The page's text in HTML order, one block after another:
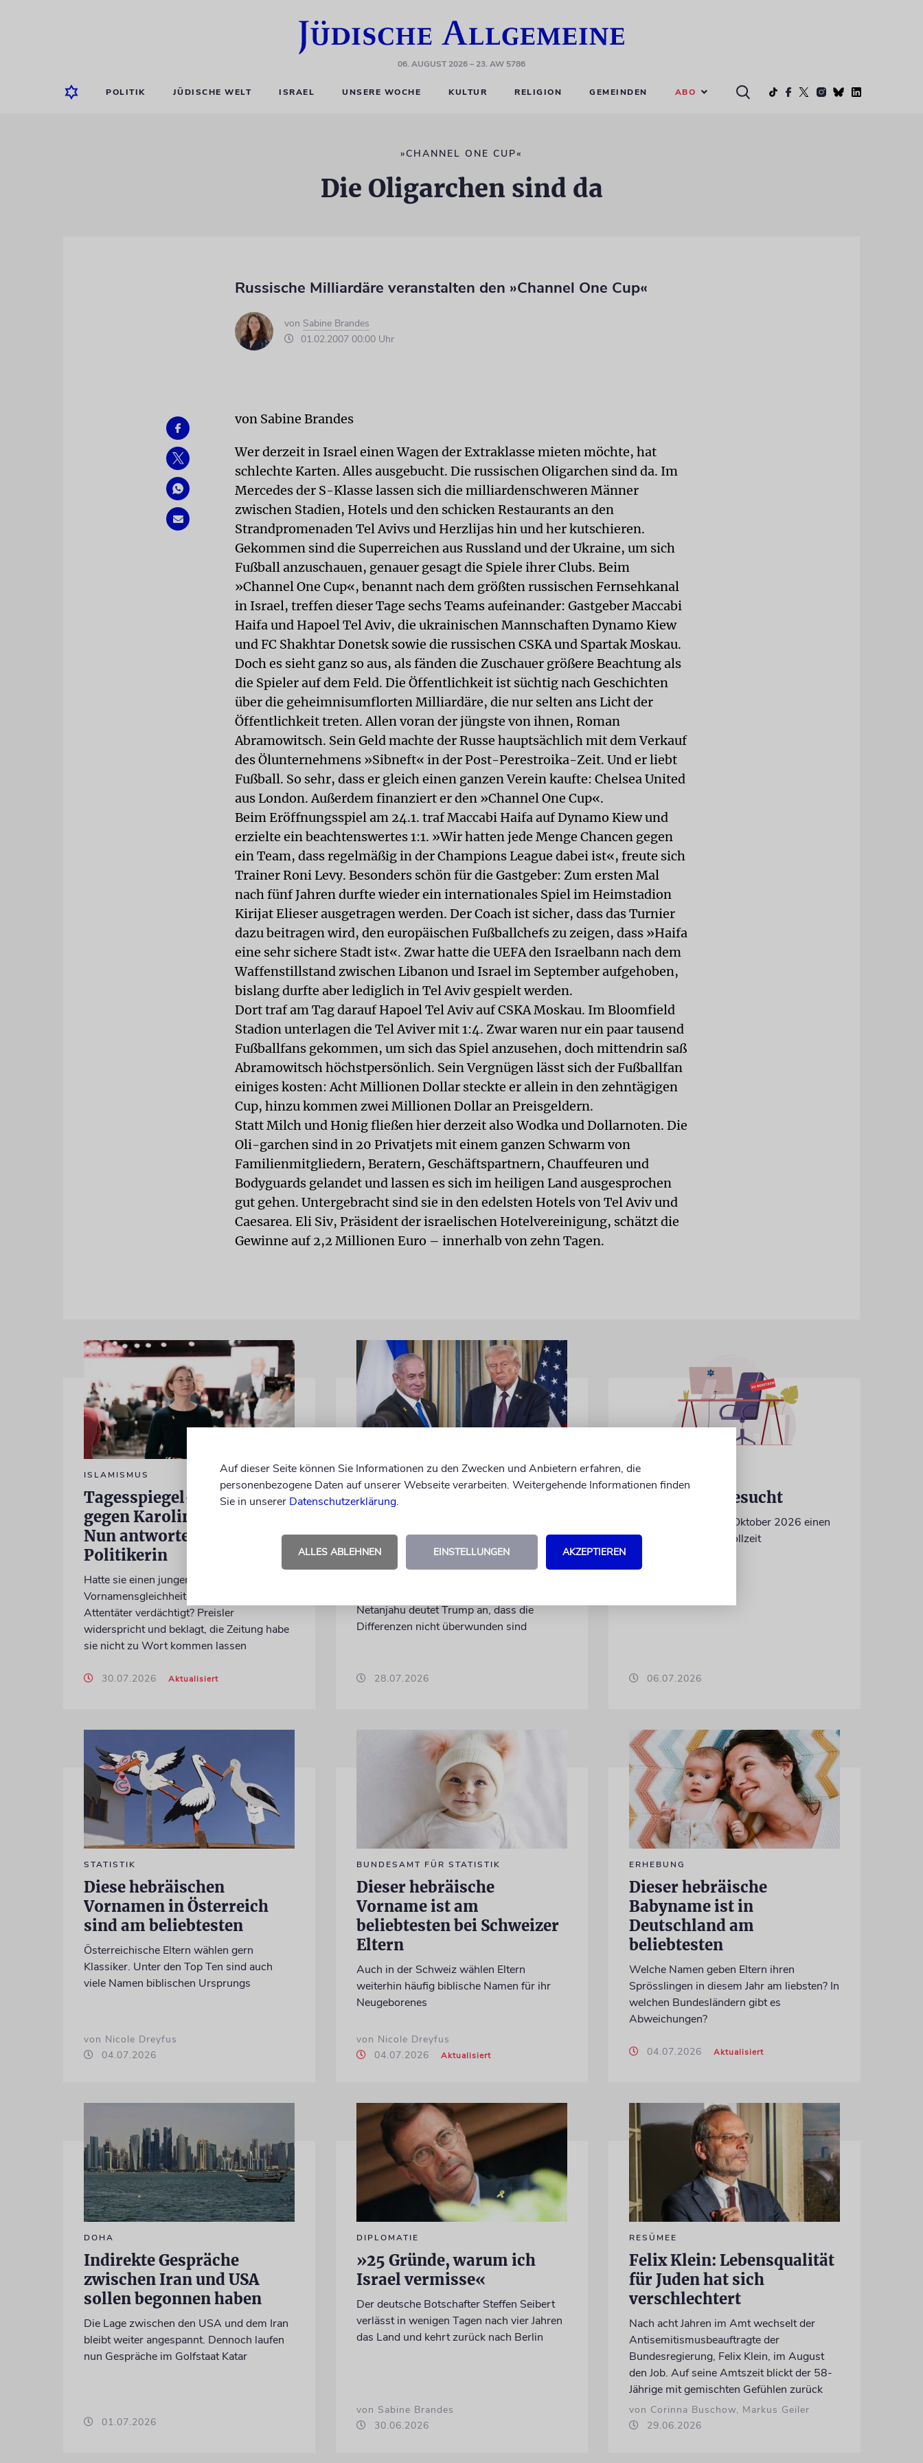
06. AUGUST 2026– 23. AW 5786
POLITIK JÜDISCHE WELT ISRAEL UNSERE WOCHE KULTUR RELIGION GEMEINDEN ABO
»CHANNEL ONE CUP«
Die Oligarchen sind da
Russische Milliardäre veranstalten den »Channel One Cup«
von Sabine Brandes
01.02.2007 00:00 Uhr
von Sabine Brandes
Wer derzeit in Israel einen Wagen der Extraklasse mieten möchte, hat
schlechte Karten. Alles ausgebucht. Die russischen Oligarchen sind da. Im
Mercedes der S-Klasse lassen sich die milliardenschweren Männer
zwischen Stadien, Hotels und den schicken Restaurants an den
Strandpromenaden Tel Avivs und Herzlijas hin und her kutschieren.
Gekommen sind die Superreichen aus Russland und der Ukraine, um sich
Fußball anzuschauen, genauer gesagt die Spiele ihrer Clubs. Beim
»Channel One Cup«, benannt nach dem größten russischen Fernsehkanal
in Israel, treffen dieser Tage sechs Teams aufeinander: Gastgeber Maccabi
Haifa und Hapoel Tel Aviv, die ukrainischen Mannschaften Dynamo Kiew
und FC Shakhtar Donetsk sowie die russischen CSKA und Spartak Moskau.
Doch es sieht ganz so aus, als fänden die Zuschauer größere Beachtung als
die Spieler auf dem Feld. Die Öffentlichkeit ist süchtig nach Geschichten
über die geheimnisumflorten Milliardäre, die nur selten ans Licht der
Öffentlichkeit treten. Allen voran der jüngste von ihnen, Roman
Abramowitsch. Sein Geld machte der Russe hauptsächlich mit dem Verkauf
des Ölunternehmens »Sibneft« in der Post-Perestroika-Zeit. Und er liebt
Fußball. So sehr, dass er gleich einen ganzen Verein kaufte: Chelsea United
aus London. Außerdem finanziert er den »Channel One Cup«.
Beim Eröffnungsspiel am 24.1. traf Maccabi Haifa auf Dynamo Kiew und
erzielte ein beachtenswertes 1:1. »Wir hatten jede Menge Chancen gegen
ein Team, dass regelmäßig in der Champions League dabei ist«, freute sich
Trainer Roni Levy. Besonders schön für die Gastgeber: Zum ersten Mal
nach fünf Jahren durfte wieder ein internationales Spiel im Heimstadion
Kirijat Elieser ausgetragen werden. Der Coach ist sicher, dass das Turnier
dazu beitragen wird, den europäischen Fußballchefs zu zeigen, dass »Haifa
eine sehr sichere Stadt ist«. Zwar hatte die UEFA den Israelbann nach dem
Waffenstillstand zwischen Libanon und Israel im September aufgehoben,
bislang durfte aber lediglich in Tel Aviv gespielt werden.
Dort traf am Tag darauf Hapoel Tel Aviv auf CSKA Moskau. Im Bloomfield
Stadion unterlagen die Tel Aviver mit 1:4. Zwar waren nur ein paar tausend
Fußballfans gekommen, um sich das Spiel anzusehen, doch mittendrin saß
Abramowitsch höchstpersönlich. Sein Vergnügen lässt sich der Fußballfan
einiges kosten: Acht Millionen Dollar steckte er allein in den zehntägigen
Cup, hinzu kommen zwei Millionen Dollar an Preisgeldern.
Statt Milch und Honig fließen hier derzeit also Wodka und Dollarnoten. Die
Oli-garchen sind in 20 Privatjets mit einem ganzen Schwarm von
Familienmitgliedern, Beratern, Geschäftspartnern, Chauffeuren und
Bodyguards gelandet und lassen es sich im heiligen Land ausgesprochen
gut gehen. Untergebracht sind sie in den edelsten Hotels von Tel Aviv und
Caesarea. Eli Siv, Präsident der israelischen Hotelvereinigung, schätzt die
Gewinne auf 2,2 Millionen Euro – innerhalb von zehn Tagen.
ISLAMISMUS
Tagesspiegel-Vorwürfe
gegen Karoline Preisler:
Nun antwortet die FDP-
Politikerin
Hatte sie einen jungen Mann wegen einer
Vornamensgleichheit zu Unrecht als CSD-
Attentäter verdächtigt? Preisler
widerspricht und beklagt, die Zeitung habe
sie nicht zu Wort kommen lassen
30.07.2026 Aktualisiert
WASHINGTON D.C.
Trump: Netanjahu will,
bleiben
Netanjahu deutet Trump an, dass die
Differenzen nicht überwunden sind
28.07.2026
IN EIGENER SACHE
Volontär/in gesucht
Wir suchen zum 15. Oktober 2026 einen
Volontär (m/w/d) in Vollzeit
06.07.2026
STATISTIK
Diese hebräischen
Vornamen in Österreich
sind am beliebtesten
Österreichische Eltern wählen gern
Klassiker. Unter den Top Ten sind auch
viele Namen biblischen Ursprungs
von Nicole Dreyfus
04.07.2026
BUNDESAMT FÜR STATISTIK
Dieser hebräische
Vorname ist am
beliebtesten bei Schweizer
Eltern
Auch in der Schweiz wählen Eltern
weiterhin häufig biblische Namen für ihr
Neugeborenes
von Nicole Dreyfus
04.07.2026
Aktualisiert
ERHEBUNG
Dieser hebräische
Babyname ist in
Deutschland am
beliebtesten
Welche Namen geben Eltern ihren
Sprösslingen in diesem Jahr am liebsten? In
welchen Bundesländern gibt es
Abweichungen?
04.07.2026 Aktualisiert
DOHA
Indirekte Gespräche
zwischen Iran und USA
sollen begonnen haben
Die Lage zwischen den USA und dem Iran
bleibt weiter angespannt. Dennoch laufen
nun Gespräche im Golfstaat Katar
01.07.2026
DIPLOMATIE
»25 Gründe, warum ich
Israel vermisse«
Der deutsche Botschafter Steffen Seibert
verlässt in wenigen Tagen nach vier Jahren
das Land und kehrt zurück nach Berlin
von Sabine Brandes
30.06.2026
RESÜMEE
Felix Klein: Lebensqualität
für Juden hat sich
verschlechtert
Nach acht Jahren im Amt wechselt der
Antisemitismusbeauftragte der
Bundesregierung, Felix Klein, im August
den Job. Auf seine Amtszeit blickt der 58-
Jährige mit gemischten Gefühlen zurück
von Corinna Buschow, Markus Geiler
29.06.2026
Auf dieser Seite können Sie Informationen zu den Zwecken und Anbietern erfahren, die
personenbezogene Daten auf unserer Webseite verarbeiten. Weitergehende Informationen finden
Sie in unserer Datenschutzerklärung.
ALLES ABLEHNEN EINSTELLUNGEN AKZEPTIEREN